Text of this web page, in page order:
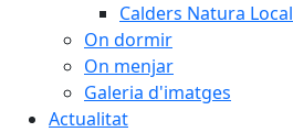
Calders Natura Local
On dormir
On menjar
Galeria d'imatges
Actualitat